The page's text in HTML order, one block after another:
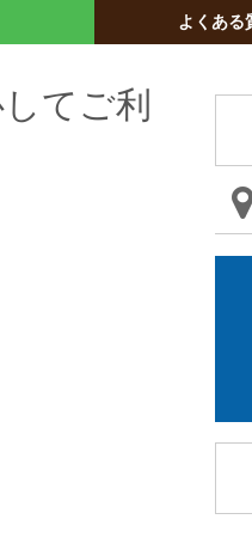
よくある
てご利